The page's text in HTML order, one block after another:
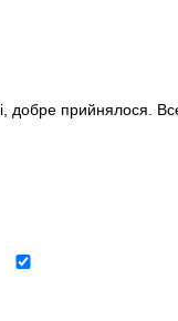
добре прийнялося.